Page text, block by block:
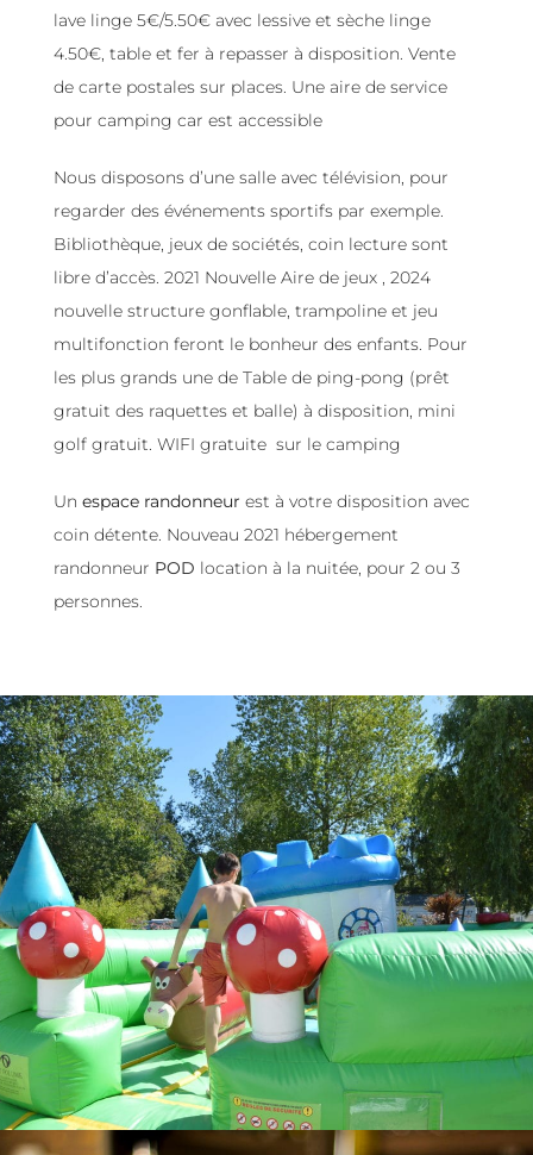
lave linge 5€/5.50€ avec lessive et sèche linge
4.50€, table et fer à repasser à disposition. Vente
de carte postales sur places. Une aire de service
pour camping car est accessible
Nous disposons d’une salle avec télévision, pour
regarder des événements sportifs par exemple.
Bibliothèque, jeux de sociétés, coin lecture sont
libre d’accès. 2021 Nouvelle Aire de jeux , 2024
nouvelle structure gonflable, trampoline et jeu
multifonction feront le bonheur des enfants. Pour
les plus grands une de Table de ping-pong (prêt
gratuit des raquettes et balle) à disposition, mini
golf gratuit. WIFI gratuite sur le camping
Un espace randonneur est à votre disposition avec
coin détente. Nouveau 2021 hébergement
randonneur POD location à la nuitée, pour 2 ou 3
personnes.